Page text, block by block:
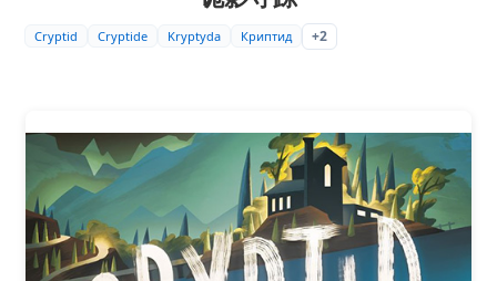
Cryptid Cryptide Kryptyda Криптид +2